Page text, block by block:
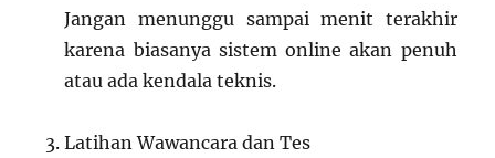
Jangan menunggu sampai menit terakhir
karena biasanya sistem online akan penuh
atau ada kendala teknis.
Latihan Wawancara dan Tes